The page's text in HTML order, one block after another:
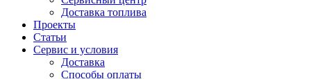
Доставка топлива
Проекты
Статьи
Сервис и условия
Доставка
Способы оплаты